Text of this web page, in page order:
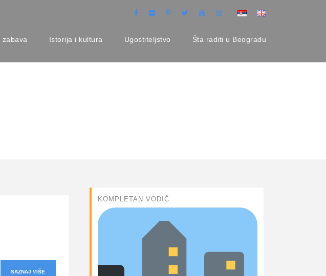
zabava Istorija i kultura Ugostiteljstvo Šta raditi u Beogradu
SAZNAJ VIŠE
KOMPLETAN VODIČ